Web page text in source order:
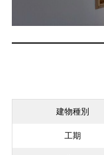
建物種別
工期